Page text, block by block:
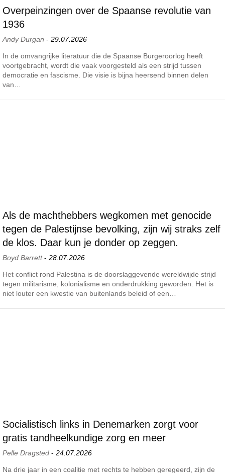
Overpeinzingen over de Spaanse revolutie van
1936
Andy Durgan - 29.07.2026
In de omvangrijke literatuur die de Spaanse Burgeroorlog heeft
voortgebracht, wordt die vaak voorgesteld als een strijd tussen
democratie en fascisme. Die visie is bijna heersend binnen delen
van…
Als de machthebbers wegkomen met genocide
tegen de Palestijnse bevolking, zijn wij straks zelf
de klos. Daar kun je donder op zeggen.
Boyd Barrett- 28.07.2026
Het conflict rond Palestina is de doorslaggevende wereldwijde strijd
tegen militarisme, kolonialisme en onderdrukking geworden. Het is
niet louter een kwestie van buitenlands beleid of een…
Socialistisch links in Denemarken zorgt voor
gratis tandheelkundige zorg en meer
Pelle Dragsted - 24.07.2026
Na drie jaar in een coalitie met rechts te hebben geregeerd, zijn de